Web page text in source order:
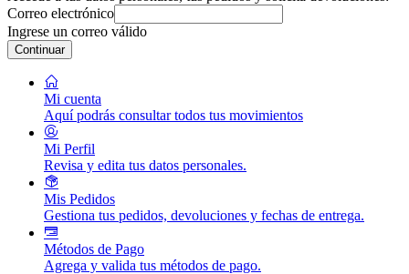
Correo electrónico
Ingrese un correo válido
Continuar
Mi cuenta
Aquí podrás consultar todos tus movimientos
Mi Perfil
Revisa y edita tus datos personales.
Mis Pedidos
Gestiona tus pedidos, devoluciones y fechas de entrega.
Métodos de Pago
Agrega y valida tus métodos de pago.